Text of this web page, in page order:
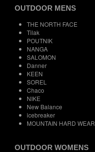
OUTDOOR MENS
THE NORTH FACE
Tilak
POUTNIK
NANGA
SALOMON
Danner
KEEN
SOREL
Chaco
NIKE
New Balance
icebreaker
MOUNTAIN HARD WEAR
OUTDOOR WOMENS